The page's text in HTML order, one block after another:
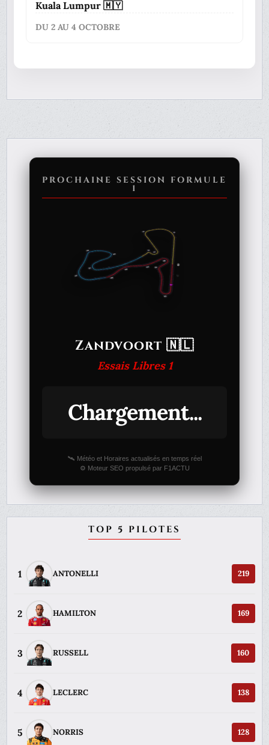
Kuala Lumpur 🇲🇾
DU 2 AU 4 OCTOBRE
PROCHAINE SESSION FORMULE
1
Zandvoort 🇳🇱
Essais Libres 1
Chargement...
🛰️ Météo et Horaires actualisés en temps réel
⚙️ Moteur SEO propulsé par F1ACTU
TOP 5 PILOTES
1 ANTONELLI 219
2 HAMILTON 169
3 RUSSELL 160
4 LECLERC 138
5 NORRIS 128